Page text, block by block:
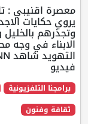
: تاريخها
الاجداد
وصمود
محاولات
التهويد شاهد PNN
محليات